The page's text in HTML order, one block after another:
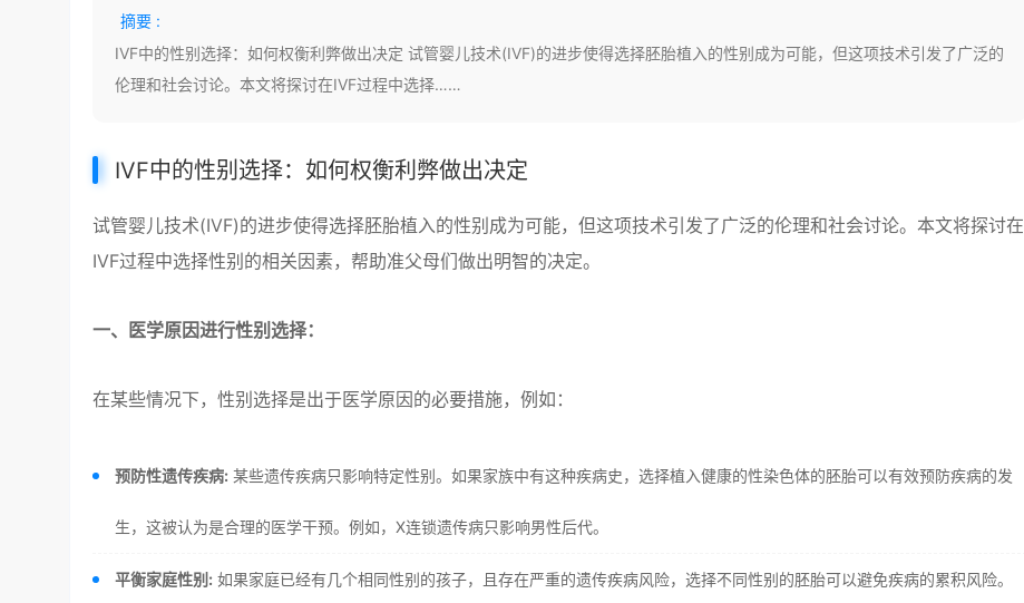
摘要 :
IVF中的性别选择：如何权衡利弊做出决定 试管婴儿技术(IVF)的进步使得选择胚胎植入的性别成为可能，但这项技术引发了广泛的
伦理和社会讨论。本文将探讨在IVF过程中选择……
IVF中的性别选择：如何权衡利弊做出决定
试管婴儿技术(IVF)的进步使得选择胚胎植入的性别成为可能，但这项技术引发了广泛的伦理和社会讨论。本文将探讨在
IVF过程中选择性别的相关因素，帮助准父母们做出明智的决定。
一、医学原因进行性别选择：
在某些情况下，性别选择是出于医学原因的必要措施，例如：
预防性遗传疾病: 某些遗传疾病只影响特定性别。如果家族中有这种疾病史，选择植入健康的性染色体的胚胎可以有效预防疾病的发
生，这被认为是合理的医学干预。例如，X连锁遗传病只影响男性后代。
平衡家庭性别: 如果家庭已经有几个相同性别的孩子，且存在严重的遗传疾病风险，选择不同性别的胚胎可以避免疾病的累积风险。